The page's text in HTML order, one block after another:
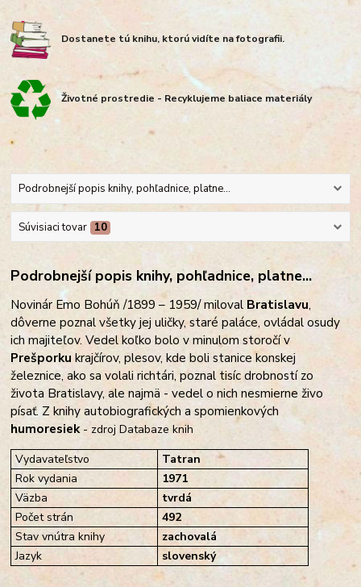
Dostanete tú knihu, ktorú vidíte na fotografii.
Životné prostredie - Recyklujeme baliace materiály
Podrobnejší popis knihy, pohľadnice, platne...
Súvisiaci tovar 10
Podrobnejší popis knihy, pohľadnice, platne...
Novinár Emo Bohúň /1899 – 1959/ miloval Bratislavu,
dôverne poznal všetky jej uličky, staré paláce, ovládal osudy
ich majiteľov. Vedel koľko bolo v minulom storočí v
Prešporkukrajčírov, plesov, kde boli stanice konskej
železnice, ako sa volali richtári, poznal tisíc drobností zo
života Bratislavy, ale najmä - vedel o nich nesmierne živo
písať. Z knihy autobiografických a spomienkových
humoresiek - zdroj Databaze knih
Vydavateľstvo
Tatran
Rok vydania
1971
Väzba
tvrdá
Počet strán
492
Stav vnútra knihy
zachovalá
Jazyk
slovenský